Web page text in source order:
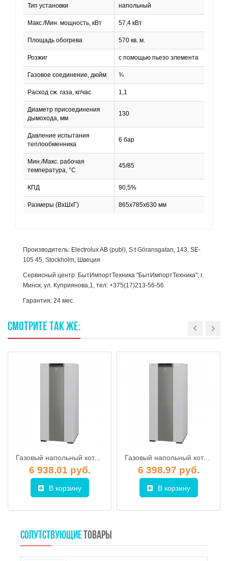
Тип установки напольный
Макс./Мин. мощность, кВт 57,4 кВт
Площадь обогрева 570 кв. м.
Розжиг с помощью пьезо элемента
Газовое соединение, дюйм ¾
Расход сж. газа, кг/час 1,1
Диаметр присоединения
дымохода, мм
130
Давление испытания
теплообменника
6 бар
Мин./Макс. рабочая
температура, °С
45/85
КПД 90,5%
Размеры (ВхШхГ) 865х785х630 мм
Производитель: Electrolux AB (publ), S:t Göransgatan, 143, SE-
105 45, Stockholm, Швеция
Сервисный центр: БытИмпортТехника "БытИмпортТехника", г.
Минск, ул. Куприянова,1, тел: +375(17)213-56-56
Гарантия: 24 мес.
СМОТРИТЕ ТАКЖЕ:
Газовый напольный котел ELECTROLUX FSB 15 Mpi/HW
6 938.01 руб.
В корзину
Газовый напольный котел ELECTROLUX FSB 15 Mi/HW
6 398.97 руб.
В корзину
СОПУТСТВУЮЩИЕ ТОВАРЫ